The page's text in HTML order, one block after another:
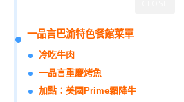
一品言巴渝特色餐館菜單
冷吃牛肉
一品言重慶烤魚
加點：美國Prime霜降牛